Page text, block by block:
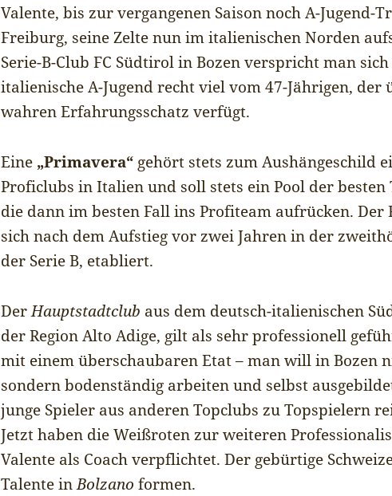
Valente, bis zur vergangenen Saison noch A-Jugend-
Freiburg, seine Zelte nun im italienischen Norden
Serie-B-Club FC Südtirol in Bozen verspricht man
italienische A-Jugend recht viel vom 47-Jährigen, der
wahren Erfahrungsschatz verfügt.
Eine „Primavera“ gehört stets zum Aushängeschild
Proficlubs in Italien und soll stets ein Pool der besten
die dann im besten Fall ins Profiteam aufrücken. Der
sich nach dem Aufstieg vor zwei Jahren in der
der Serie B, etabliert.
DerHauptstadtclub aus dem deutsch-italienischen
der Region Alto Adige, gilt als sehr professionell
mit einem überschaubaren Etat – man will in Bozen
sondern bodenständig arbeiten und selbst
junge Spieler aus anderen Topclubs zu Topspielern
Jetzt haben die Weißroten zur weiteren
Valente als Coach verpflichtet. Der gebürtige
Talente inBolzano formen.